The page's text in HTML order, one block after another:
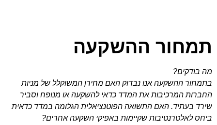
תמחור ההשקעה
מה בודקים?
בתמחור ההשקעה אנו נבדוק האם מחירן המשוקלל של מניות
החברות המרכיבות את המדד כדאי להשקעה או מנופח וסביר
שירד בעתיד. האם התשואה הפוטנציאלית הגלומה במדד כדאית
ביחס לאלטרנטיבות שקיימות באפיקי השקעה אחרים?